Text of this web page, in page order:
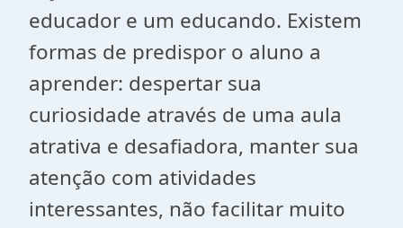
educador e um educando. Existem
formas de predispor o aluno a
aprender: despertar sua
curiosidade através de uma aula
atrativa e desafiadora, manter sua
atenção com atividades
interessantes, não facilitar muito